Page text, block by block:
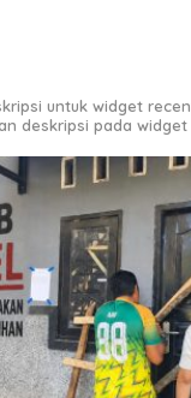
untuk widget
deskripsi pada widget